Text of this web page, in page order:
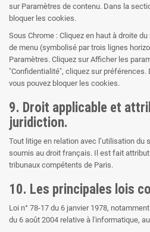
sur Paramètres de contenu. Dans la
bloquer les cookies.
Sous Chrome : Cliquez en haut à droite
de menu (symbolisé par trois lignes
Paramètres. Cliquez sur Afficher les
"Confidentialité", cliquez sur préférences.
vous pouvez bloquer les cookies.
9. Droit applicable et
juridiction.
Tout litige en relation avec l’utilisation du
soumis au droit français. Il est fait
tribunaux compétents de Paris.
10. Les principales lois
Loi n° 78-17 du 6 janvier 1978,
du 6 août 2004 relative à l'informatique,